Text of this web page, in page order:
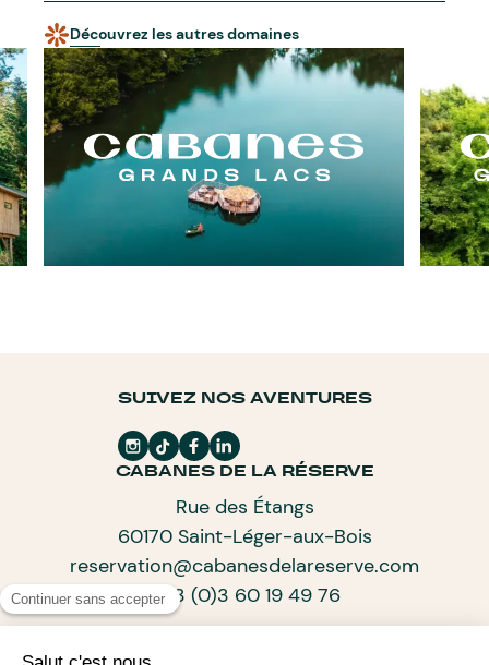
Découvrez les autres domaines
SUIVEZ NOS AVENTURES
CABANES DE LA RÉSERVE
Rue des Étangs
60170 Saint-Léger-aux-Bois
reservation@cabanesdelareserve.com
+33 (0)3 60 19 49 76
ABONNEZ-VOUS À NOTRE NEWSLETTER